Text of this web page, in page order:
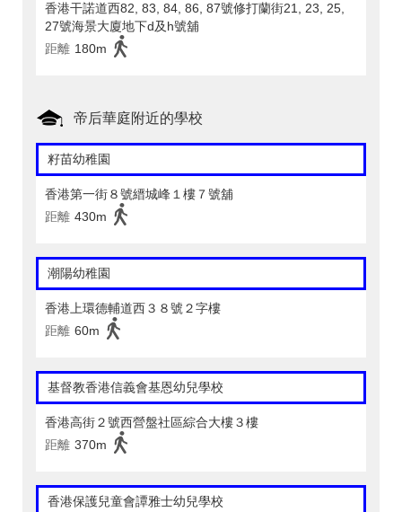
香港干諾道西82, 83, 84, 86, 87號修打蘭街21, 23, 25,
27號海景大廈地下d及h號舖
距離 180m
帝后華庭附近的學校
籽苗幼稚園
香港第一街８號縉城峰１樓７號舖
距離 430m
潮陽幼稚園
香港上環德輔道西３８號２字樓
距離 60m
基督教香港信義會基恩幼兒學校
香港高街２號西營盤社區綜合大樓３樓
距離 370m
香港保護兒童會譚雅士幼兒學校